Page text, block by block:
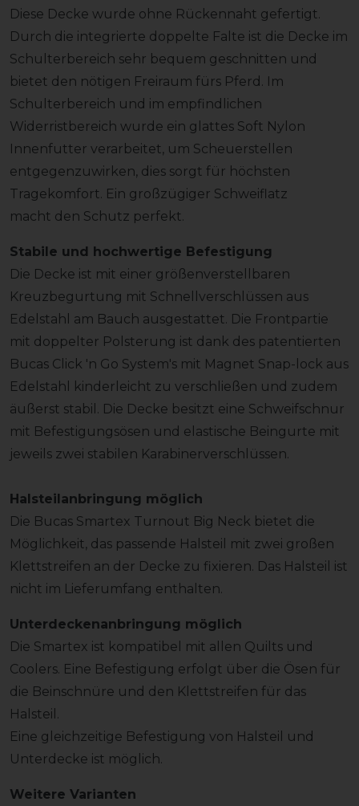
Diese Decke wurde ohne Rückennaht gefertigt.
Durch die integrierte doppelte Falte ist die Decke im
Schulterbereich sehr bequem geschnitten und
bietet den nötigen Freiraum fürs Pferd. Im
Schulterbereich und im empfindlichen
Widerristbereich wurde ein glattes Soft Nylon
Innenfutter verarbeitet, um Scheuerstellen
entgegenzuwirken, dies sorgt für höchsten
Tragekomfort. Ein großzügiger Schweiflatz
macht den Schutz perfekt.
Stabile und hochwertige Befestigung
Die Decke ist mit einer größenverstellbaren
Kreuzbegurtung mit Schnellverschlüssen aus
Edelstahl am Bauch ausgestattet. Die Frontpartie
mit doppelter Polsterung ist dank des patentierten
Bucas Click 'n Go System's mit Magnet Snap-lock aus
Edelstahl kinderleicht zu verschließen und zudem
äußerst stabil. Die Decke besitzt eine Schweifschnur
mit Befestigungsösen und elastische Beingurte mit
jeweils zwei stabilen Karabinerverschlüssen.
Halsteilanbringung möglich
Die Bucas Smartex Turnout Big Neck bietet die
Möglichkeit, das passende Halsteil mit zwei großen
Klettstreifen an der Decke zu fixieren. Das Halsteil ist
nicht im Lieferumfang enthalten.
Unterdeckenanbringung möglich
Die Smartex ist kompatibel mit allen Quilts und
Coolers. Eine Befestigung erfolgt über die Ösen für
die Beinschnüre und den Klettstreifen für das
Halsteil.
Eine gleichzeitige Befestigung von Halsteil und
Unterdecke ist möglich.
Weitere Varianten